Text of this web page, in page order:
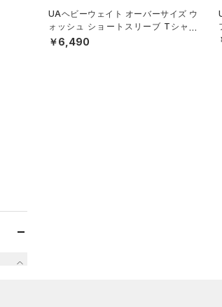
UAヘビーウェイト オーバーサイズ ウ
ォッシュ ショートスリーブ Tシャツ
（ライフスタイル/MEN）
￥6,490